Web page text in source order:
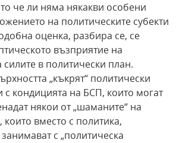
че ли няма някакви особени
на политическите субекти
оценка, разбира се, се
възприятие на
в политически план.
„къкрят“ политически
с кондицията на БСП, които могат
някои от „шаманите“ на
вместо с политика,
с „политическа